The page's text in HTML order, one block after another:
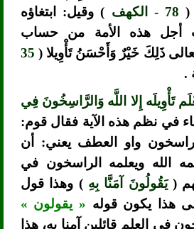
(78 - الكهف
) وقيل: ابتغاؤه
أجل هذه الأمة من حساب
ذَلِكَ خَيْرٌ وَأَحْسَنُ تَأْوِيلا ( 35
.
تَأْوِيلَه إِلا اللَّه وَالرَّاسِخُونَ فِي
في نظم هذه الآية فقال قوم:
واو العطف يعني: أن
الله ويعلمه الراسخون في
( يَقُولُونَ آمَنَّا بِهِ) وهذا قول
هذا يكون قوله « يقولون »
في العلم قائلين آمنا به، هذا